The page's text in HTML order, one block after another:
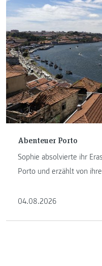
Abenteuer Porto
Sophie absolvierte ihr
Porto und erzählt von
04.08.2026